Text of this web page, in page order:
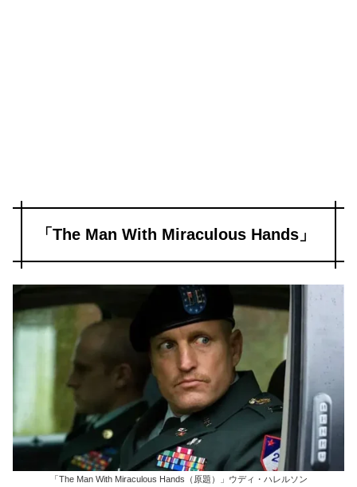
「The Man With Miraculous Hands」
「The Man With Miraculous Hands（原題）」ウディ・ハレルソン